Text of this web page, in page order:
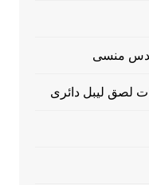
منسى
لصق ليبل دائرى